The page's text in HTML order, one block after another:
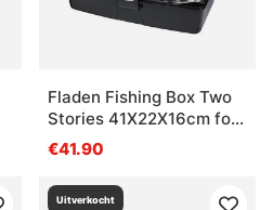
Fladen Fishing Box Two
Stories 41X22X16cm for
Lake & Lighter
Coastfishing
€41.90
Uitverkocht